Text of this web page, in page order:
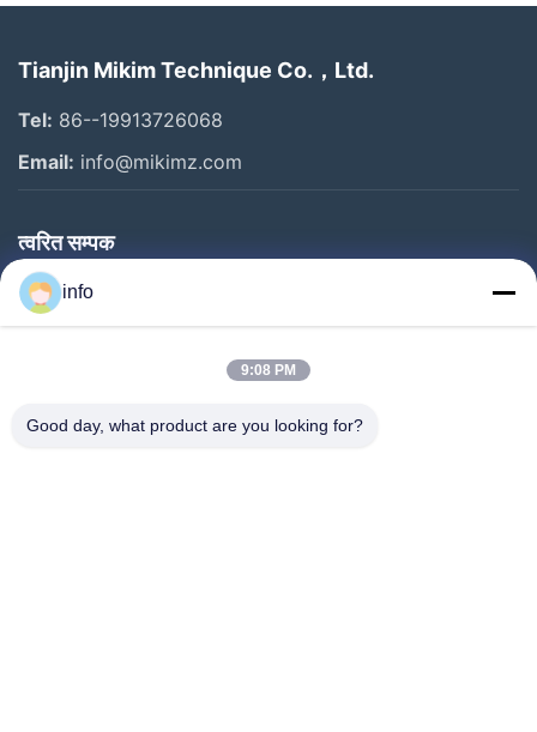
Tianjin Mikim Technique Co.，Ltd.
Tel: 86--19913726068
Email: info@mikimz.com
त्वरित सम्पक
घर
उत्पादों
हमारे बारे में
info
9:08 PM
Good day, what product are you looking for?